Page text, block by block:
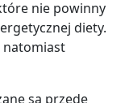
nie powinny
diety.
natomiast
są przede